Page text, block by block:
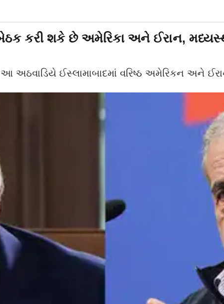
બેઠક કરી શકે છે અમેરિકા અને ઈરાન,
અઠવાડિયે ઈસ્લામાબાદમાં વરિષ્ઠ અમેરિકન અને